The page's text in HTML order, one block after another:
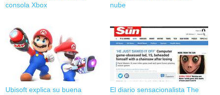
consola Xbox
nube
Ubisoft explica su buena
El diario sensacionalista The